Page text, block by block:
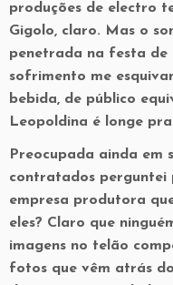
produções de electro
Gigolo, claro. Mas o
penetrada na festa de
sofrimento me
bebida, de público
Leopoldina é longe
Preocupada ainda em
contratados perguntei
empresa produtora
eles? Claro que
imagens no telão
fotos que vêm atrás